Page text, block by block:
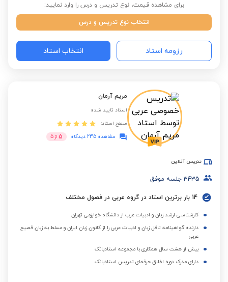
برای مشاهده قیمت، نوع تدریس و درس را وارد نمایید:
انتخاب نوع تدریس و درس
رزومه استاد انتخاب استاد
مریم آرمان
استاد تایید شده
سطح استاد:
مشاهده 235 دیدگاه
5 از 5
تدریس آنلاین
3435 جلسه موفق
14 بار برترین استاد در گروه عربی در فصول مختلف
کارشناسی ارشد زبان و ادبیات عرب از دانشگاه خوارزمی تهران
دارنده گواهینامه تافل زبان و ادبیات عربی را از کانون زبان ایران و مسلط به زبان فصیح
عربی
بیش از هشت سال همکاری با مجموعه استادبانک
دارای مدرک دوره اخلاق حرفه‌ای تدریس استادبانک